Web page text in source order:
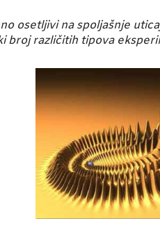
osetljivi na spoljašnje
broj različitih tipova